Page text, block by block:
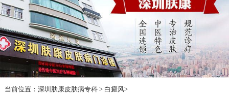
当前位置： 深圳肤康皮肤病专科> 白癜风>